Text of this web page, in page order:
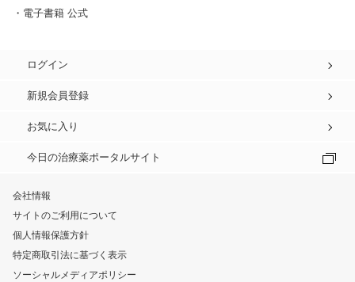
・電子書籍 公式
ログイン
新規会員登録
お気に入り
今日の治療薬ポータルサイト
会社情報
サイトのご利用について
個人情報保護方針
特定商取引法に基づく表示
ソーシャルメディアポリシー